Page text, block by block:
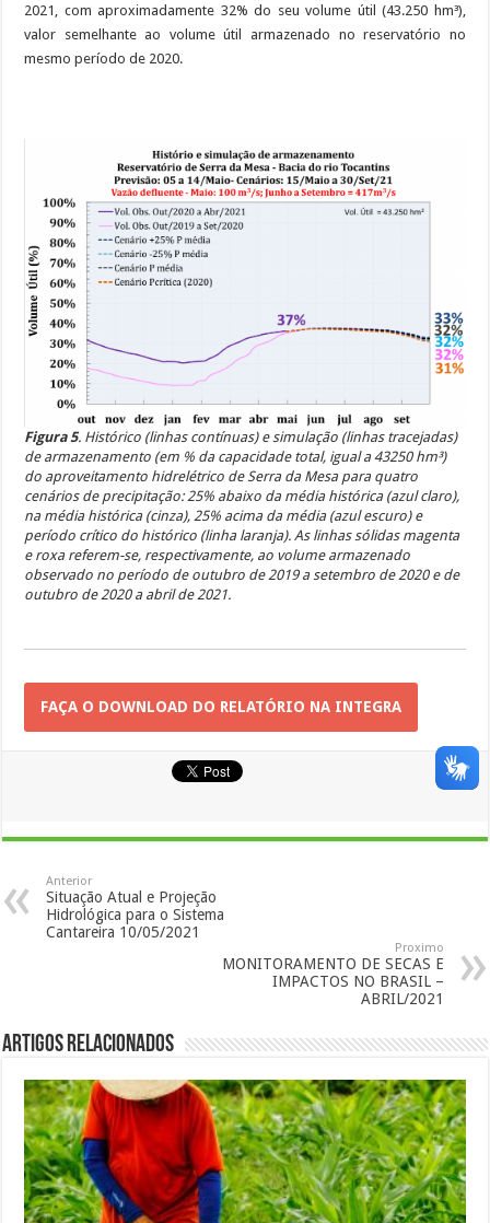
2021, com aproximadamente 32% do seu volume útil (43.250 hm³),
valor semelhante ao volume útil armazenado no reservatório no
mesmo período de 2020.
Figura 5. Histórico (linhas contínuas) e simulação (linhas tracejadas)
de armazenamento (em % da capacidade total, igual a 43250 hm³)
do aproveitamento hidrelétrico de Serra da Mesa para quatro
cenários de precipitação: 25% abaixo da média histórica (azul claro),
na média histórica (cinza), 25% acima da média (azul escuro) e
período crítico do histórico (linha laranja). As linhas sólidas magenta
e roxa referem-se, respectivamente, ao volume armazenado
observado no período de outubro de 2019 a setembro de 2020 e de
outubro de 2020 a abril de 2021.
FAÇA O DOWNLOAD DO RELATÓRIO NA INTEGRA
Anterior
Situação Atual e Projeção
Hidrológica para o Sistema
Cantareira 10/05/2021
Proximo
MONITORAMENTO DE SECAS E
IMPACTOS NO BRASIL –
ABRIL/2021
Artigos Relacionados